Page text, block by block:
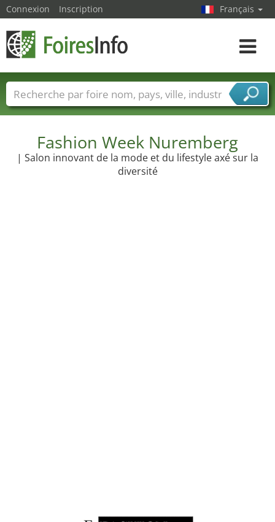
Fashion Week Nuremberg
| Salon innovant de la mode et du lifestyle axé sur la
diversité
Connexion Inscription Français
Toggle
Foire noms Pays Villes
Secteurs de foire